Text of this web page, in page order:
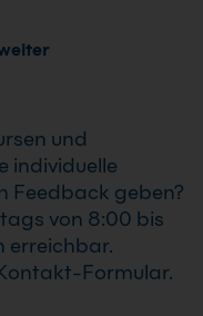
MwSt..
und
individuelle
Feedback geben?
von 8:00 bis
erreichbar.
Formular.